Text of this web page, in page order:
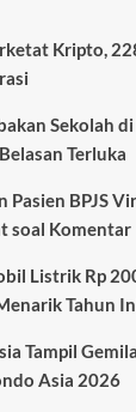
Kripto,
Sekolah
Terluka
Pasien BPJS
soal Komentar
Listrik Rp
Tahun
Tampil
Asia 2026